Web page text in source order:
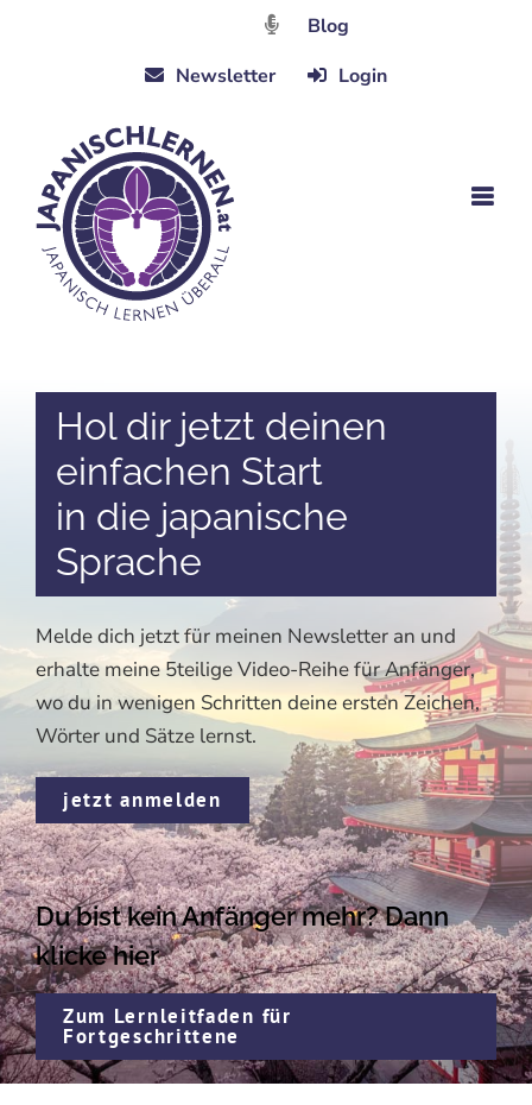
Blog
Newsletter
Login
Hol dir jetzt deinen
einfachen Start
in die japanische
Sprache
Melde dich jetzt für meinen Newsletter an und
erhalte meine 5teilige Video-Reihe für Anfänger,
wo du in wenigen Schritten deine ersten Zeichen,
Wörter und Sätze lernst.
jetzt anmelden
Du bist kein Anfänger mehr? Dann
klickehier
Zum Lernleitfaden für
Fortgeschrittene